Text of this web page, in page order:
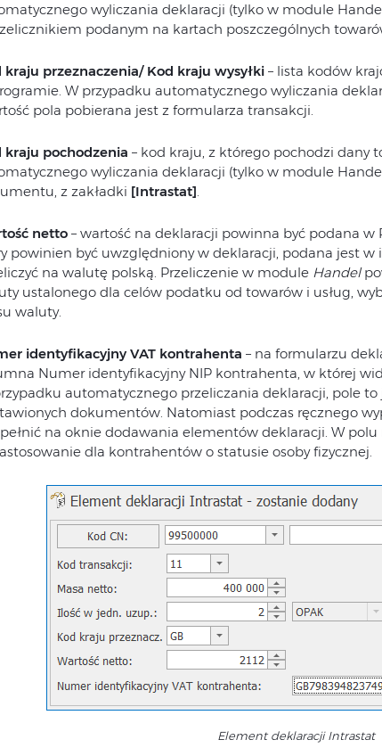
wyliczania deklaracji (tylko w module
podanym na kartach poszczególnych
kraju przeznaczenia/ Kod kraju wysyłki– lista kodów
W przypadku automatycznego wyliczania
pola pobierana jest z formularza transakcji.
kraju pochodzenia – kod kraju, z którego pochodzi dany
wyliczania deklaracji (tylko w module
z zakładki [Intrastat].
netto– wartość na deklaracji powinna być podana w
powinien być uwzględniony w deklaracji, podana jest
na walutę polską. Przeliczenie w module Handel
ustalonego dla celów podatku od towarów i usług,
waluty.
identyfikacyjny VAT kontrahenta – na formularzu
Numer identyfikacyjny NIP kontrahenta, w której
automatycznego przeliczania deklaracji, pole
dokumentów. Natomiast podczas ręcznego
na oknie dodawania elementów deklaracji. W
dla kontrahentów o statusie osoby fizycznej.
Element deklaracji Intrastat